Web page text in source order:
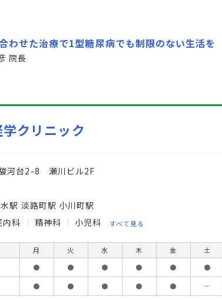
わせた治療で1型糖尿病でも制限のない生活を
院長
クリニック
河台2-8 瀬川ビル2F
駅 淡路町駅 小川町駅
内科 精神科 小児科 すべて見る
月 火 水 木 金 土
● ● ● ● ● ●
● ● ● ● ● －